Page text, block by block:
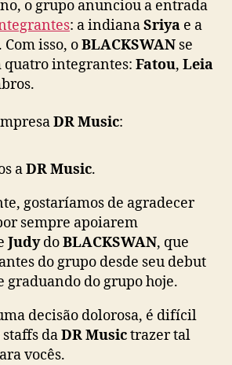
m
o
B
L
o grupo anunciou a entrada
: a indianaSriya e a
. Com isso, oBLACKSWAN se
quatro integrantes: Fatou, Leia
DR Music:
aDR Music.
gostaríamos de agradecer
sempre apoiarem
JudydoBLACKSWAN, que
do grupo desde seu debut
graduando do grupo hoje.
decisão dolorosa, é difícil
daDR Musictrazer tal
vocês.